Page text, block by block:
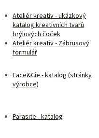
Ateliér kreativ - ukázkový
katalog kreativních tvarů
brýlových čoček
Ateliér kreativ - Zábrusový
formulář
Face&Cie - katalog (stránky
výrobce)
Parasite - katalog